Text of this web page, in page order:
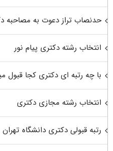
حدنصاب تراز دعوت به مصاحبه
انتخاب رشته دکتری پیام نور
با چه رتبه ای دکتری کجا قبول
انتخاب رشته مجازی دکتری
رتبه قبولی دکتری دانشگاه تهران